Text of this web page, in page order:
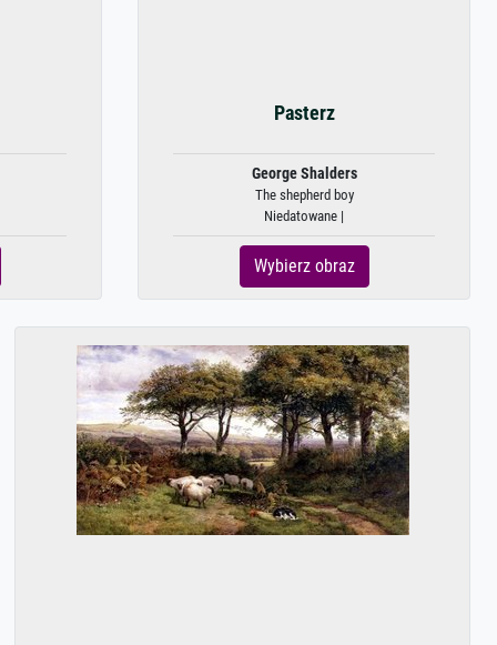
Pasterz
George Shalders
The shepherd boy
Niedatowane |
Wybierz obraz